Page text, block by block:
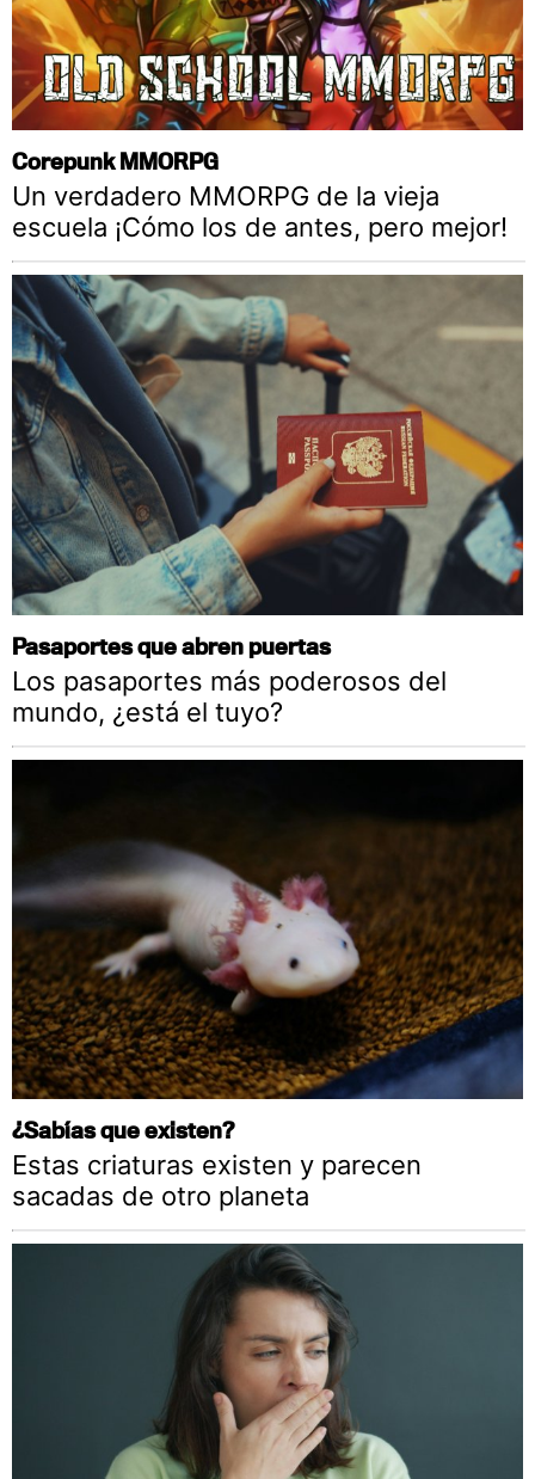
Corepunk MMORPG
Un verdadero MMORPG de la vieja
escuela ¡Cómo los de antes, pero mejor!
Pasaportes que abren puertas
Los pasaportes más poderosos del
mundo, ¿está el tuyo?
¿Sabías que existen?
Estas criaturas existen y parecen
sacadas de otro planeta